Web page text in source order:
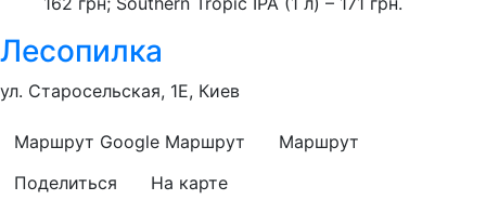
Лесопилка
ул. Старосельская, 1Е, Киев
Маршрут Google Маршрут
Маршрут
Поделиться
На карте